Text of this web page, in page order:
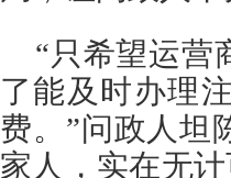
“只希望运营
了能及时办理
费。”问政人坦
家人，实在无